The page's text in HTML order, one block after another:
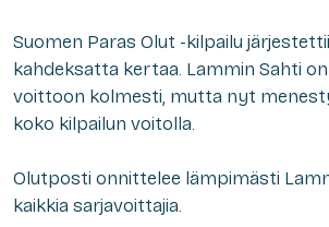
Suomen Paras Olut -kilpailu
kahdeksatta kertaa. Lammin Sahti
voittoon kolmesti, mutta nyt
koko kilpailun voitolla.
Olutposti onnittelee lämpimästi
kaikkia sarjavoittajia.